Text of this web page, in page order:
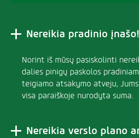
Nereikia pradinio įnašo!
Norint iš mūsų pasiskolinti
dalies pinigų paskolos
teigiamo atsakymo atveju,
visa paraiškoje nurodyta suma.
Nereikia verslo plano